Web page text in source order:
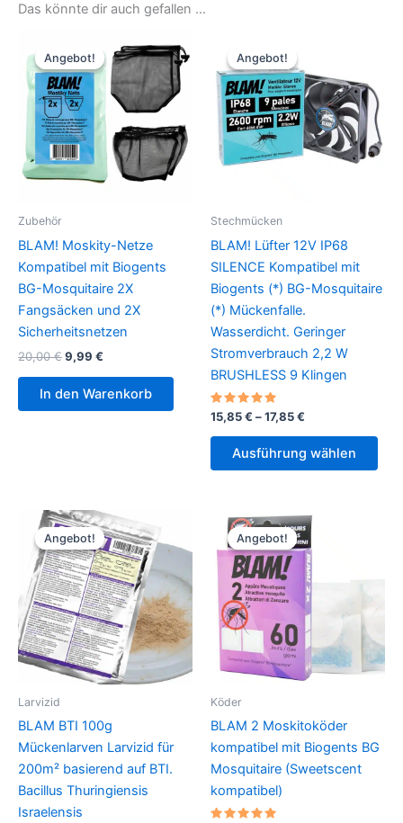
Das könnte dir auch gefallen …
Angebot!
Angebot!
Zubehör
BLAM! Moskity-Netze
Kompatibel mit Biogents
BG-Mosquitaire 2X
Fangsäcken und 2X
Sicherheitsnetzen
20,00€Ursprünglicher
war:
20,00 €
9,99 €
9,99 €.
In den Warenkorb
Angebot!
Angebot!
Stechmücken
BLAM! Lüfter 12V IP68
SILENCE Kompatibel mit
Biogents (*) BG-Mosquitaire
(*) Mückenfalle.
Wasserdicht. Geringer
Stromverbrauch 2,2 W
BRUSHLESS 9 Klingen
Bewertet
mit
5.00
von 5
15,85€ –17,85€
17,85 €
Ausführung wählen
der
Angebot!
Angebot!
Larvizid
BLAM BTI 100g
Mückenlarven Larvizid für
200m² basierend auf BTI.
Bacillus Thuringiensis
Israelensis
Angebot!
Angebot!
Köder
BLAM 2 Moskitoköder
kompatibel mit Biogents BG
Mosquitaire (Sweetscent
kompatibel)